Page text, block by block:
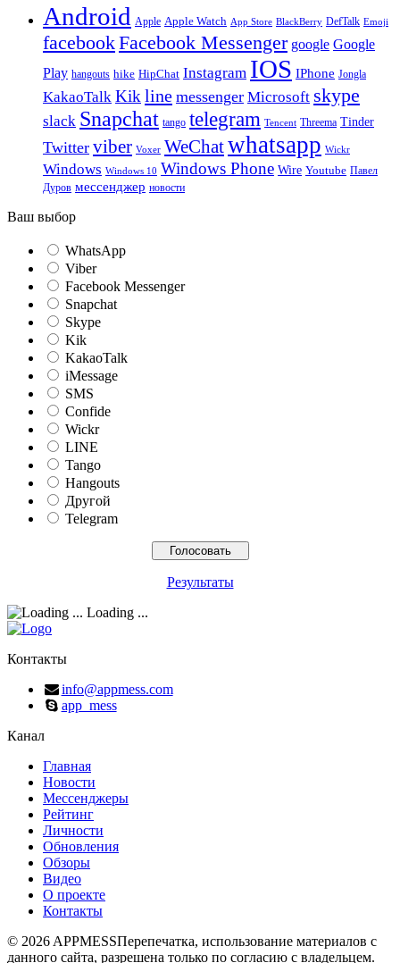
Android Apple Apple Watch App Store BlackBerry DefTalk Emoji
facebookFacebook Messenger google Google
Play hangouts hike HipChat Instagram IOS IPhone Jongla
KakaoTalk Kik line messenger Microsoft skype
slack Snapchat tango telegram Tencent Threema Tinder
Twitter viber Voxer WeChatwhatsapp Wickr
Windows Windows 10 Windows Phone Wire Youtube Павел
Дуров мессенджер новости
Ваш выбор
WhatsApp
Viber
Facebook Messenger
Snapchat
Skype
Kik
KakaoTalk
iMessage
SMS
Confide
Wickr
LINE
Tango
Hangouts
Другой
Telegram
Результаты
Loading ...
Контакты
info@appmess.com
app_mess
Канал
Главная
Новости
Мессенджеры
Рейтинг
Личности
Обновления
Обзоры
Видео
О проекте
Контакты
© 2026 APPMESSПерепечатка, использование материалов с
данного сайта, разрешена только по согласию с владельцем.